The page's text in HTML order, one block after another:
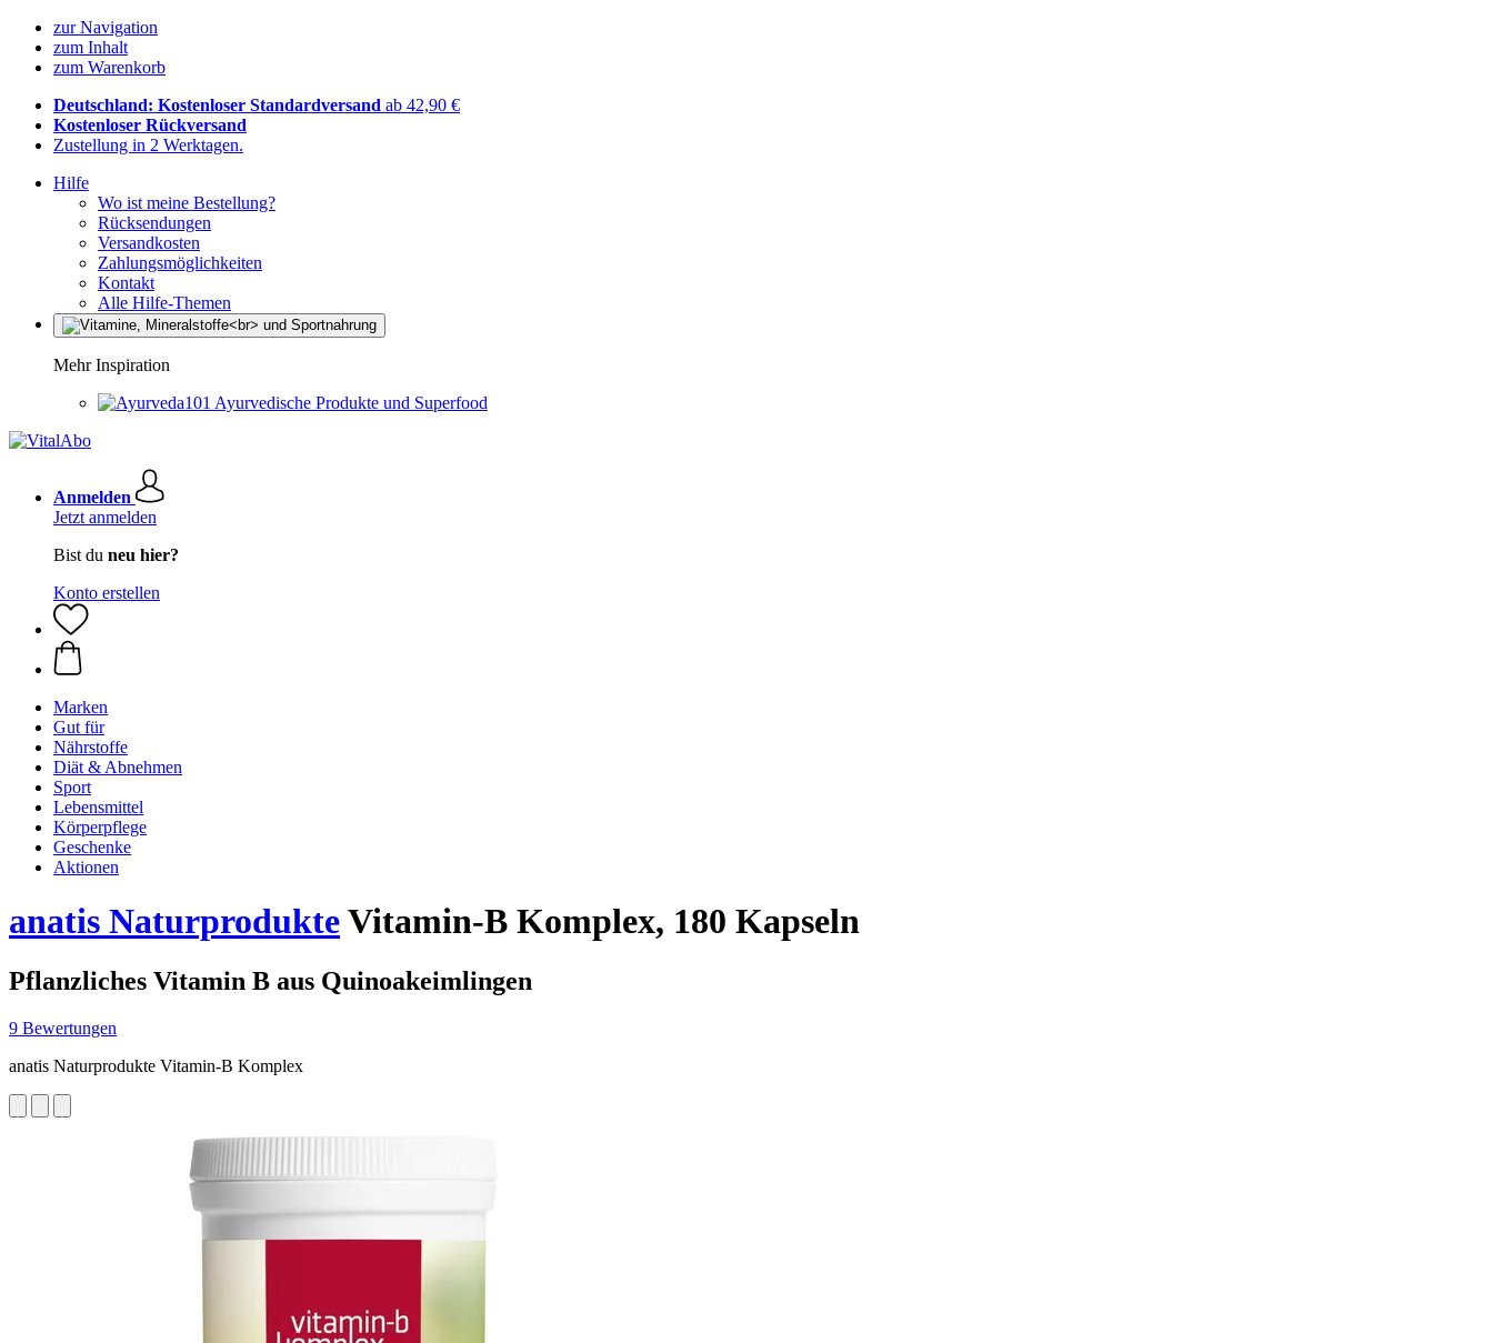
zur Navigation
zum Inhalt
zum Warenkorb
Deutschland: Kostenloser Standardversand ab 42,90 €
Kostenloser Rückversand
Zustellung in 2 Werktagen.
Hilfe
Wo ist meine Bestellung?
Rücksendungen
Versandkosten
Zahlungsmöglichkeiten
Kontakt
Alle Hilfe-Themen
Mehr Inspiration
Ayurvedische Produkte und Superfood
Anmelden
Jetzt anmelden
Bist du neu hier?
Konto erstellen
Marken
Gut für
Nährstoffe
Diät & Abnehmen
Sport
Lebensmittel
Körperpflege
Geschenke
Aktionen
anatis NaturprodukteVitamin-B Komplex, 180 Kapseln
Pflanzliches Vitamin B aus Quinoakeimlingen
9 Bewertungen
anatis Naturprodukte Vitamin-B Komplex